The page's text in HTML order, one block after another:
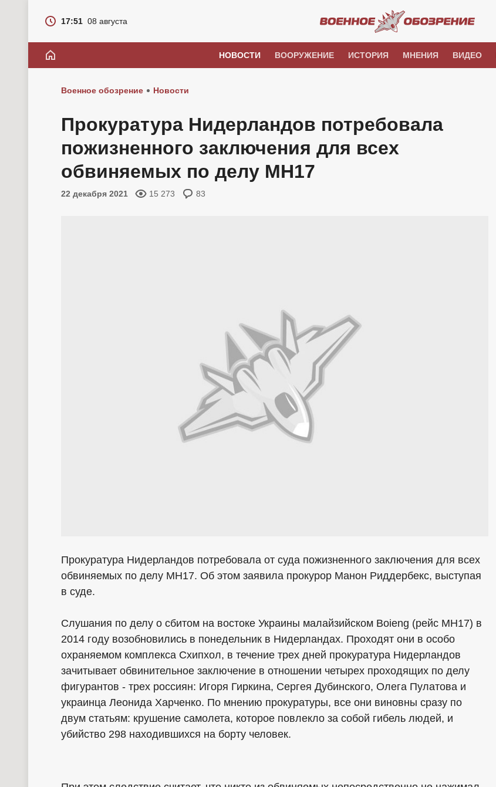
17:51 08 августа
НОВОСТИ ВООРУЖЕНИЕ ИСТОРИЯ МНЕНИЯ ВИДЕО
Военное обозрение Новости
Прокуратура Нидерландов потребовала
пожизненного заключения для всех
обвиняемых по делу MH17
22 декабря 2021 15 273 83
Прокуратура Нидерландов потребовала от суда пожизненного заключения для всех
обвиняемых по делу MH17. Об этом заявила прокурор Манон Риддербекс, выступая
в суде.
Слушания по делу о сбитом на востоке Украины малайзийском Boieng (рейс MH17) в
2014 году возобновились в понедельник в Нидерландах. Проходят они в особо
охраняемом комплекса Схипхол, в течение трех дней прокуратура Нидерландов
зачитывает обвинительное заключение в отношении четырех проходящих по делу
фигурантов - трех россиян: Игоря Гиркина, Сергея Дубинского, Олега Пулатова и
украинца Леонида Харченко. По мнению прокуратуры, все они виновны сразу по
двум статьям: крушение самолета, которое повлекло за собой гибель людей, и
убийство 298 находившихся на борту человек.